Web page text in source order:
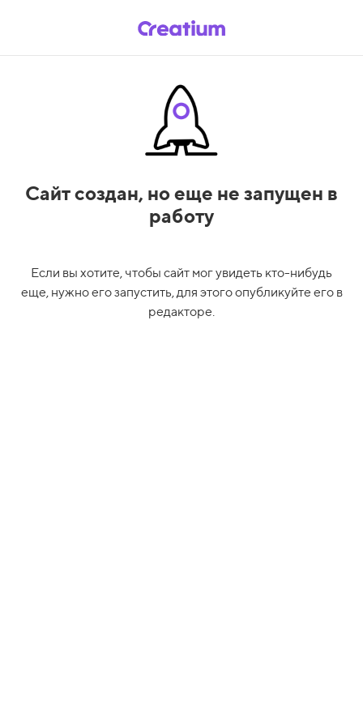
Сайт создан, но еще не запущен в
работу
Если вы хотите, чтобы сайт мог увидеть кто-нибудь
еще, нужно его запустить, для этого опубликуйте его в
редакторе.